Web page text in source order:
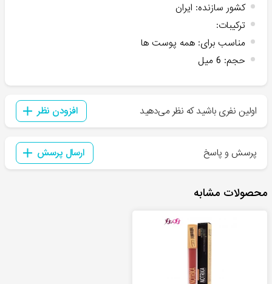
کشور سازنده: ایران
ترکیبات:
مناسب برای: همه پوست ها
حجم: 6 میل
اولین نفری باشید که نظر می‌دهید افزودن نظر
پرسش و پاسخ ارسال پرسش
محصولات مشابه